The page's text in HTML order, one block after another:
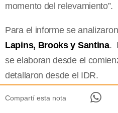
momento del relevamiento”.
Para el informe se
Lapins, Brooks y Santina.
se elaboran desde el
detallaron desde el IDR.
Compartí esta nota